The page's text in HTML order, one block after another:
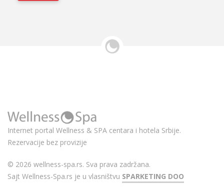
Internet portal Wellness & SPA centara i hotela Srbije.
Rezervacije bez provizije
© 2026 wellness-spa.rs. Sva prava zadržana.
Sajt Wellness-Spa.rs je u vlasništvu SPARKETING DOO